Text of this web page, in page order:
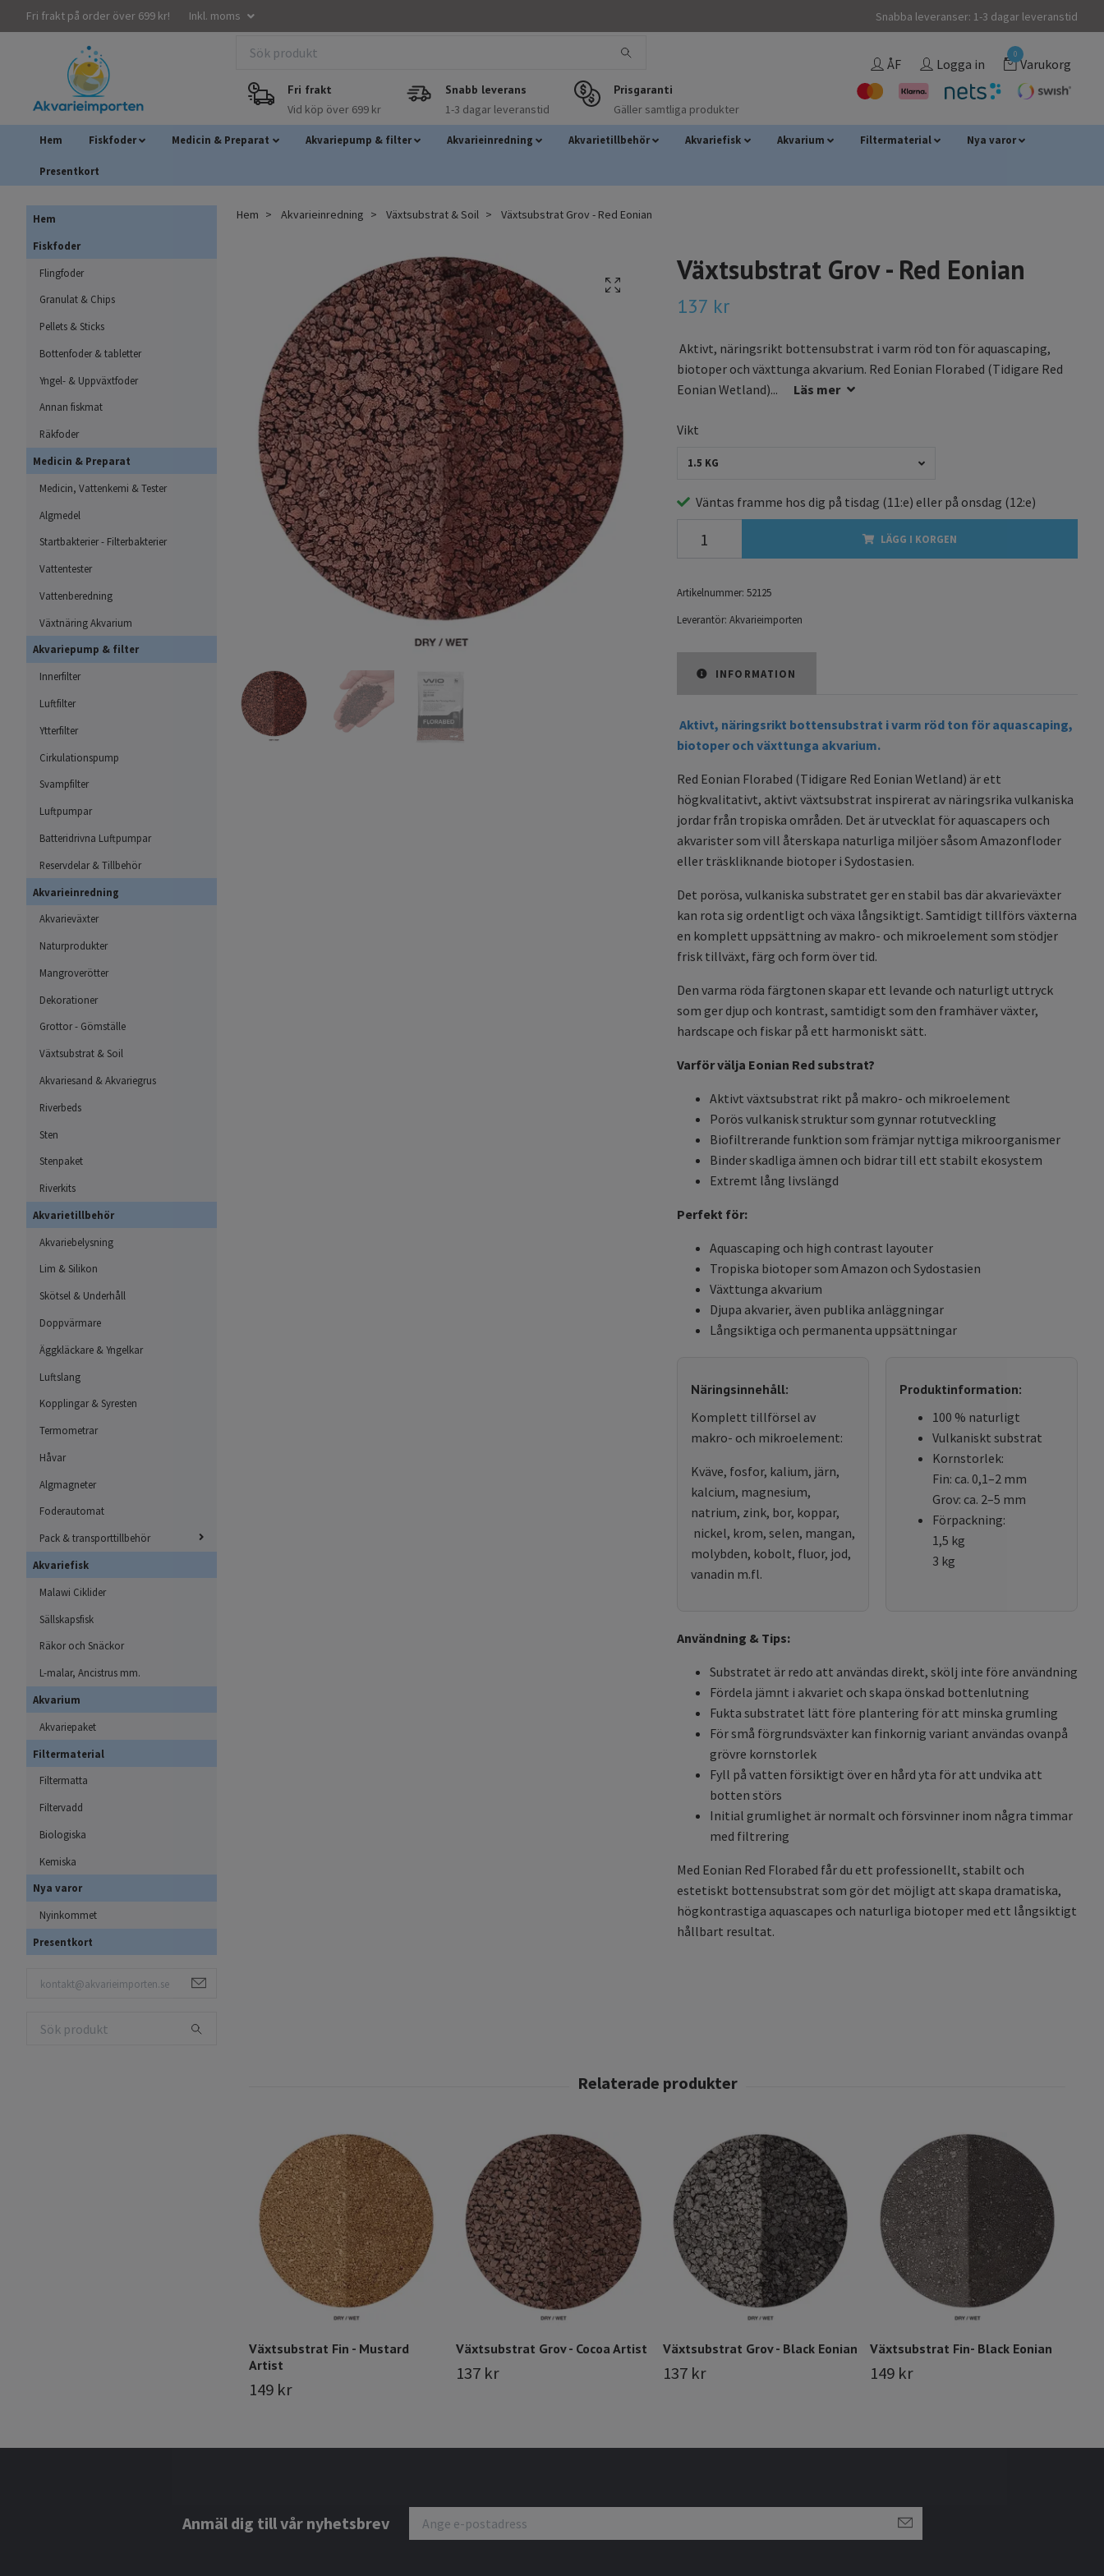
Fri frakt på order över 699 kr! Inkl. moms Snabba leveranser: 1-3 dagar leveranstid
Fri frakt
Vid köp över 699 kr
Snabb leverans
1-3 dagar leveranstid
Prisgaranti
Gäller samtliga produkter
ÅF Logga in
0
Varukorg
Hem Fiskfoder Medicin & Preparat Akvariepump & filter Akvarieinredning Akvarietillbehör Akvariefisk Akvarium Filtermaterial Nya varor
Presentkort
Hem
Fiskfoder
Flingfoder
Granulat & Chips
Pellets & Sticks
Bottenfoder & tabletter
Yngel- & Uppväxtfoder
Annan fiskmat
Räkfoder
Medicin & Preparat
Medicin, Vattenkemi & Tester
Algmedel
Startbakterier - Filterbakterier
Vattentester
Vattenberedning
Växtnäring Akvarium
Akvariepump & filter
Innerfilter
Luftfilter
Ytterfilter
Cirkulationspump
Svampfilter
Luftpumpar
Batteridrivna Luftpumpar
Reservdelar & Tillbehör
Akvarieinredning
Akvarieväxter
Naturprodukter
Mangroverötter
Dekorationer
Grottor - Gömställe
Växtsubstrat & Soil
Akvariesand & Akvariegrus
Riverbeds
Sten
Stenpaket
Riverkits
Akvarietillbehör
Akvariebelysning
Lim & Silikon
Skötsel & Underhåll
Doppvärmare
Äggkläckare & Yngelkar
Luftslang
Kopplingar & Syresten
Termometrar
Håvar
Algmagneter
Foderautomat
Pack & transporttillbehör
Akvariefisk
Malawi Ciklider
Sällskapsfisk
Räkor och Snäckor
L-malar, Ancistrus mm.
Akvarium
Akvariepaket
Filtermaterial
Filtermatta
Filtervadd
Biologiska
Kemiska
Nya varor
Nyinkommet
Presentkort
Hem Akvarieinredning Växtsubstrat & Soil Växtsubstrat Grov - Red Eonian
Växtsubstrat Grov - Red Eonian
137 kr
Aktivt, näringsrikt bottensubstrat i varm röd ton för aquascaping,
biotoper och växttunga akvarium. Red Eonian Florabed (Tidigare Red
Eonian Wetland)...
Läs mer
Vikt
1.5 KG
Väntas framme hos dig på tisdag (11:e) eller på onsdag (12:e)
LÄGG I KORGEN
Artikelnummer: 52125
Leverantör: Akvarieimporten
INFORMATION
Aktivt, näringsrikt bottensubstrat i varm röd ton för aquascaping,
biotoper och växttunga akvarium.
Red Eonian Florabed (Tidigare Red Eonian Wetland) är ett
högkvalitativt, aktivt växtsubstrat inspirerat av näringsrika vulkaniska
jordar från tropiska områden. Det är utvecklat för aquascapers och
akvarister som vill återskapa naturliga miljöer såsom Amazonfloder
eller träskliknande biotoper i Sydostasien.
Det porösa, vulkaniska substratet ger en stabil bas där akvarieväxter
kan rota sig ordentligt och växa långsiktigt. Samtidigt tillförs växterna
en komplett uppsättning av makro- och mikroelement som stödjer
frisk tillväxt, färg och form över tid.
Den varma röda färgtonen skapar ett levande och naturligt uttryck
som ger djup och kontrast, samtidigt som den framhäver växter,
hardscape och fiskar på ett harmoniskt sätt.
Varför välja Eonian Red substrat?
Aktivt växtsubstrat rikt på makro- och mikroelement
Porös vulkanisk struktur som gynnar rotutveckling
Biofiltrerande funktion som främjar nyttiga mikroorganismer
Binder skadliga ämnen och bidrar till ett stabilt ekosystem
Extremt lång livslängd
Perfekt för:
Aquascaping och high contrast layouter
Tropiska biotoper som Amazon och Sydostasien
Växttunga akvarium
Djupa akvarier, även publika anläggningar
Långsiktiga och permanenta uppsättningar
Näringsinnehåll:
Komplett tillförsel av
makro- och mikroelement:
Kväve, fosfor, kalium, järn,
kalcium, magnesium,
natrium, zink, bor, koppar,
nickel, krom, selen, mangan,
molybden, kobolt, fluor, jod,
vanadin m.fl.
Produktinformation:
100 % naturligt
Vulkaniskt substrat
Kornstorlek:
Fin: ca. 0,1–2 mm
Grov: ca. 2–5 mm
Förpackning:
1,5 kg
3 kg
Användning & Tips:
Substratet är redo att användas direkt, skölj inte före användning
Fördela jämnt i akvariet och skapa önskad bottenlutning
Fukta substratet lätt före plantering för att minska grumling
För små förgrundsväxter kan finkornig variant användas ovanpå
grövre kornstorlek
Fyll på vatten försiktigt över en hård yta för att undvika att
botten störs
Initial grumlighet är normalt och försvinner inom några timmar
med filtrering
Med Eonian Red Florabed får du ett professionellt, stabilt och
estetiskt bottensubstrat som gör det möjligt att skapa dramatiska,
högkontrastiga aquascapes och naturliga biotoper med ett långsiktigt
hållbart resultat.
Växtsubstrat Fin - Mustard
Artist
149 kr
Växtsubstrat Grov - Cocoa Artist
137 kr
Växtsubstrat Grov - Black Eonian
137 kr
Växtsubstrat Fin- Black Eonian
149 kr
Anmäl dig till vår nyhetsbrev